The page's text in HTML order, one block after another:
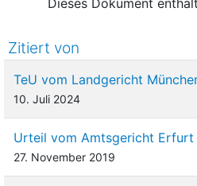
Zitiert von
TeU vom Landgericht
10. Juli 2024
Urteil vom Amtsgericht Erfurt
27. November 2019